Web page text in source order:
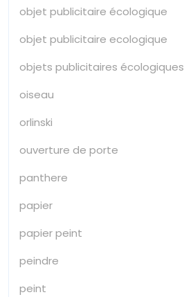
objet publicitaire écologique
objet publicitaire ecologique
objets publicitaires écologiques
oiseau
orlinski
ouverture de porte
panthere
papier
papier peint
peindre
peint